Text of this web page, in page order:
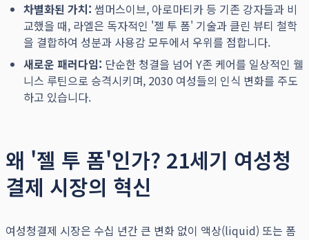
차별화된 가치: 썸머스이브, 아로마티카 등 기존 강자들과 비
교했을 때, 라엘은 독자적인 '젤 투 폼' 기술과 클린 뷰티 철학
을 결합하여 성분과 사용감 모두에서 우위를 점합니다.
새로운 패러다임: 단순한 청결을 넘어 Y존 케어를 일상적인 웰
니스 루틴으로 승격시키며, 2030 여성들의 인식 변화를 주도
하고 있습니다.
왜 '젤 투 폼'인가? 21세기 여성청
결제 시장의 혁신
여성청결제 시장은 수십 년간 큰 변화 없이 액상(liquid) 또는 폼